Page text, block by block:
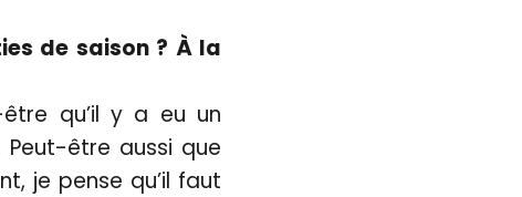
de saison ? À la
qu’il y a eu un
être aussi que
je pense qu’il faut